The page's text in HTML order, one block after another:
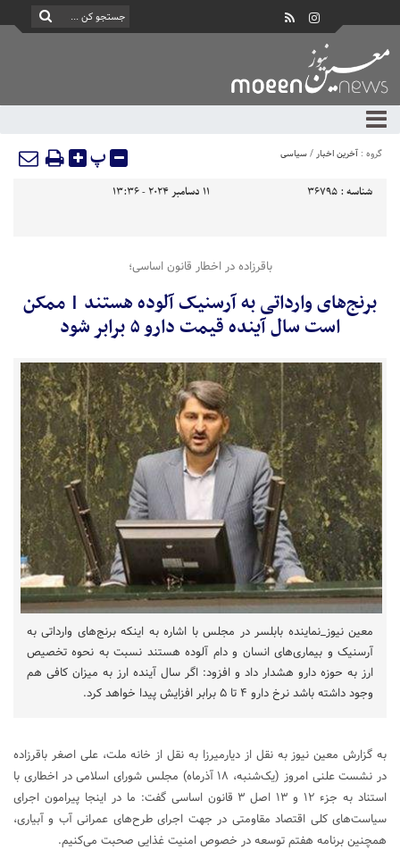
گروه : آخرین اخبار/سیاسی پ
شناسه : 36795 11 دسامبر 2024 - 13:36
باقرزاده در اخطار قانون اساسی؛
برنج‌های وارداتی به آرسنیک آلوده هستند | ممکن
است سال آینده قیمت دارو ۵ برابر شود
معین نیوز_نماینده بابلسر در مجلس با اشاره به اینکه برنج‌های وارداتی به
آرسنیک و بیماری‌های انسان و دام آلوده هستند نسبت به نحوه تخصیص
ارز به حوزه دارو هشدار داد و افزود: اگر سال آینده ارز به میزان کافی هم
وجود داشته باشد نرخ دارو ۴ تا ۵ برابر افزایش پیدا خواهد کرد.
به گزارش معین نیوز به نقل از دیارمیرزا به نقل از خانه ملت، علی اصغر باقرزاده
در نشست علنی امروز (یک‌شنبه، ۱۸ آذرماه) مجلس شورای اسلامی در اخطاری با
استناد به جزء ۱۲ و ۱۳ اصل ۳ قانون اساسی گفت: ما در اینجا پیرامون اجرای
سیاست‌های کلی اقتصاد مقاومتی در جهت اجرای طرح‌های عمرانی آب و آبیاری،
همچنین برنامه هفتم توسعه در خصوص امنیت غذایی صحبت می‌کنیم.